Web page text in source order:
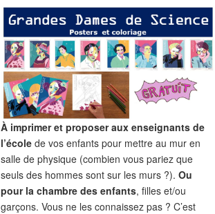
À imprimer et proposer aux enseignants de
l’école de vos enfants pour mettre au mur en
salle de physique (combien vous pariez que
seuls des hommes sont sur les murs ?). Ou
pour la chambre des enfants, filles et/ou
garçons. Vous ne les connaissez pas ? C’est